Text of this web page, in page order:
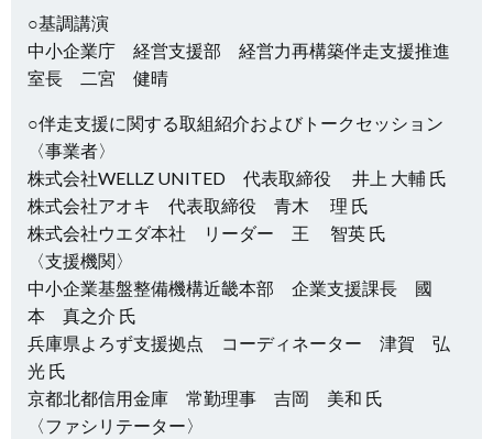
○基調講演
中小企業庁 経営支援部 経営力再構築伴走支援推進
室長 二宮 健晴
○伴走支援に関する取組紹介およびトークセッション
〈事業者〉
株式会社WELLZ UNITED 代表取締役 井上 大輔 氏
株式会社アオキ 代表取締役 青木 理 氏
株式会社ウエダ本社 リーダー 王 智英 氏
〈支援機関〉
中小企業基盤整備機構近畿本部 企業支援課長 國
本 真之介 氏
兵庫県よろず支援拠点 コーディネーター 津賀 弘
光 氏
京都北都信用金庫 常勤理事 吉岡 美和 氏
〈ファシリテーター〉